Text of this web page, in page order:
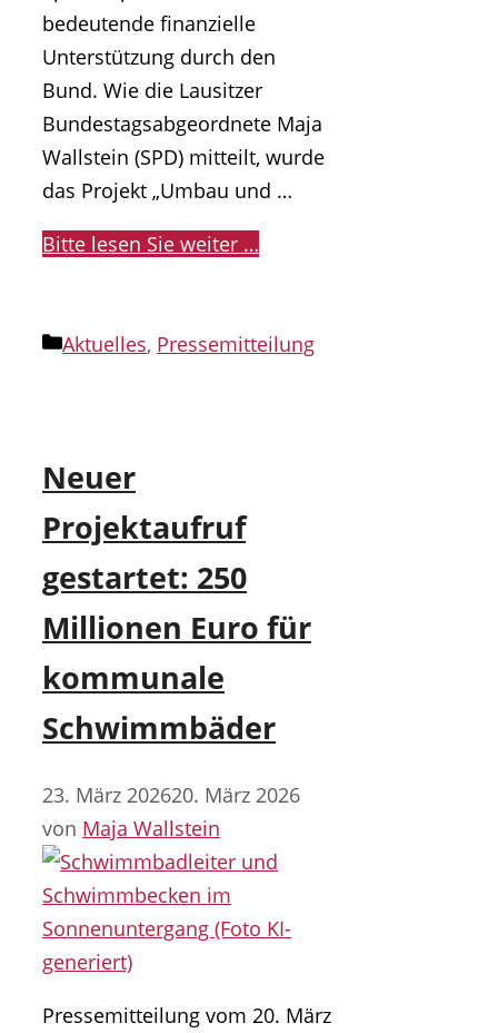
bedeutende finanzielle
Unterstützung durch den
Bund. Wie die Lausitzer
Bundestagsabgeordnete Maja
Wallstein (SPD) mitteilt, wurde
das Projekt „Umbau und …
Bitte lesen Sie weiter …
Kategorien
Aktuelles, Pressemitteilung
Neuer
Projektaufruf
gestartet: 250
Millionen Euro für
kommunale
Schwimmbäder
23. März 202620. März 2026
von Maja Wallstein
Pressemitteilung vom 20. März